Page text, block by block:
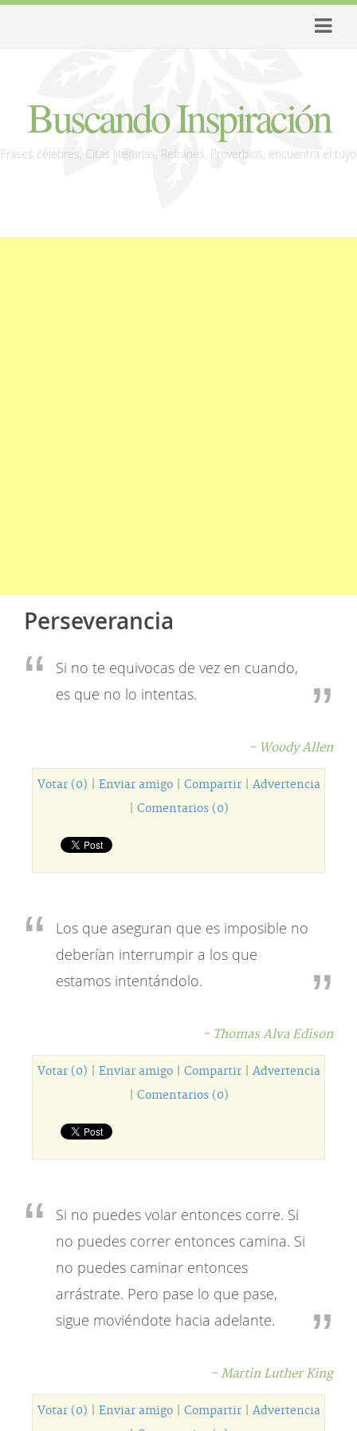
Buscando Inspiración
Frases célebres, Citas literarias, Refranes, Proverbios, encuentra el tuyo
Perseverancia
Si no te equivocas de vez en cuando,
es que no lo intentas.
- Woody Allen
Votar (0) Enviar amigo| Compartir| Advertencia
Comentarios (0)
Los que aseguran que es imposible no
deberían interrumpir a los que
estamos intentándolo.
- Thomas Alva Edison
Votar (0) Enviar amigo| Compartir| Advertencia
Comentarios (0)
Si no puedes volar entonces corre. Si
no puedes correr entonces camina. Si
no puedes caminar entonces
arrástrate. Pero pase lo que pase,
sigue moviéndote hacia adelante.
- Martin Luther King
Votar (0) Enviar amigo| Compartir| Advertencia